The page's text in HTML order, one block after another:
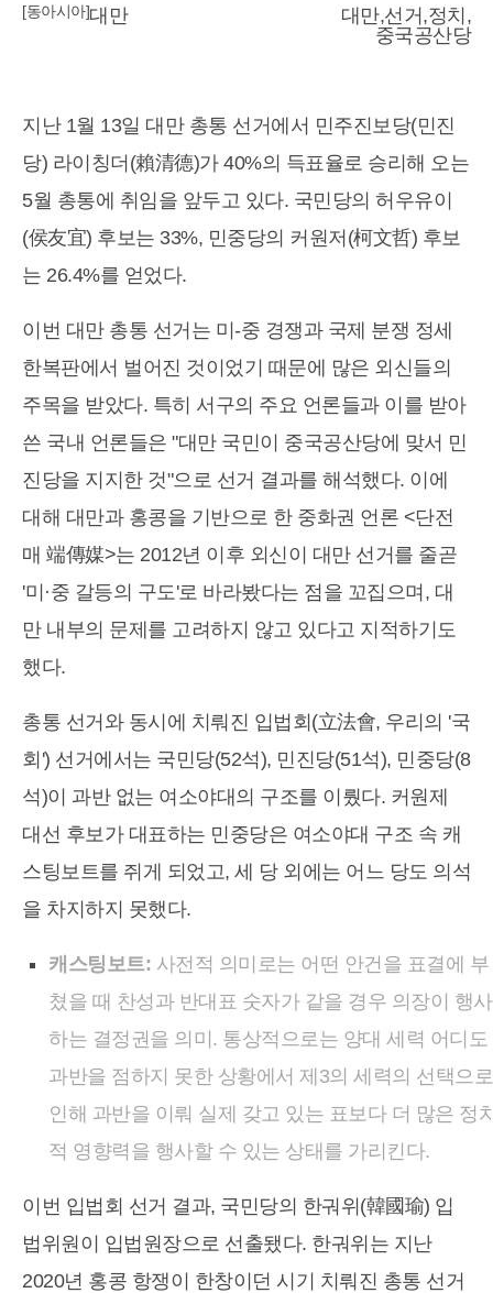
[동아시아]대만 대만,선거,정치 ,
중국공산당
지난 1월 13일 대만 총통 선거에서 민주진보당(민진
당) 라이칭더(賴清德)가 40%의 득표율로 승리해 오는
5월 총통에 취임을 앞두고 있다. 국민당의 허우유이
(侯友宜) 후보는 33%, 민중당의 커원저(柯文哲) 후보
는 26.4%를 얻었다.
이번 대만 총통 선거는 미-중 경쟁과 국제 분쟁 정세
한복판에서 벌어진 것이었기 때문에 많은 외신들의
주목을 받았다. 특히 서구의 주요 언론들과 이를 받아
쓴 국내 언론들은 "대만 국민이 중국공산당에 맞서 민
진당을 지지한 것"으로 선거 결과를 해석했다. 이에
대해 대만과 홍콩을 기반으로 한 중화권 언론 <단전
매 端傳媒>는 2012년 이후 외신이 대만 선거를 줄곧
'미·중 갈등의 구도'로 바라봤다는 점을 꼬집으며, 대
만 내부의 문제를 고려하지 않고 있다고 지적하기도
했다.
총통 선거와 동시에 치뤄진 입법회(立法會, 우리의 '국
회') 선거에서는 국민당(52석), 민진당(51석), 민중당(8
석)이 과반 없는 여소야대의 구조를 이뤘다. 커원제
대선 후보가 대표하는 민중당은 여소야대 구조 속 캐
스팅보트를 쥐게 되었고, 세 당 외에는 어느 당도 의석
을 차지하지 못했다.
캐스팅보트: 사전적 의미로는 어떤 안건을 표결에 부
쳤을 때 찬성과 반대표 숫자가 같을 경우 의장이 행사
하는 결정권을 의미. 통상적으로는 양대 세력 어디도
과반을 점하지 못한 상황에서 제3의 세력의 선택으로
인해 과반을 이뤄 실제 갖고 있는 표보다 더 많은 정
적 영향력을 행사할 수 있는 상태를 가리킨다.
이번 입법회 선거 결과, 국민당의 한궈위(韓國瑜) 입
법위원이 입법원장으로 선출됐다. 한궈위는 지난
2020년 홍콩 항쟁이 한창이던 시기 치뤄진 총통 선거